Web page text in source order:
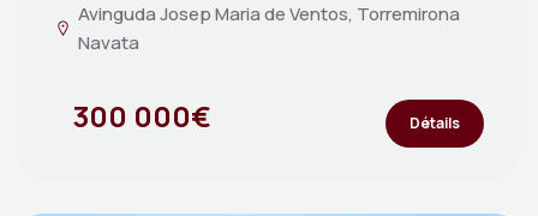
Avinguda Josep Maria de Ventos, Torremirona
Navata
300 000€ Détails